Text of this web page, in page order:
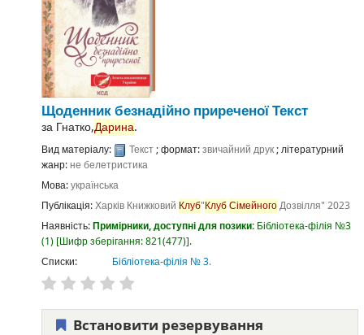
Щоденник безнадійно приреченоїТекст
за Гнатко,Дарина.
Вид матеріалу: Текст; формат:звичайний друк; літературний
жанр:не белетристика
Мова:українська
Публікація:Харків Книжковий Клуб"КлубСімейногоДозвілля" 2023
Наявність:Примірники, доступні для позики: Бібліотека-філія №3
(1) Шифр зберігання:821(477) .
Списки:
Бібліотека-філія № 3.
Встановити резервування